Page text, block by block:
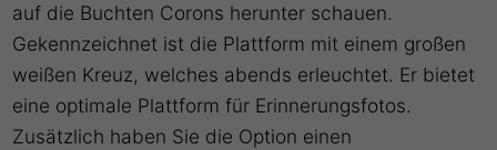
auf die Buchten Corons herunter schauen.
Gekennzeichnet ist die Plattform mit einem großen
weißen Kreuz, welches abends erleuchtet. Er bietet
eine optimale Plattform für Erinnerungsfotos.
Zusätzlich haben Sie die Option einen